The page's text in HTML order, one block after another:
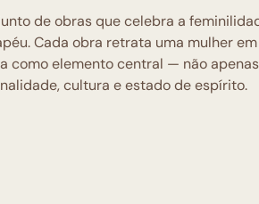
de obras que celebra a
Cada obra retrata uma mulher
como elemento central — não
cultura e estado de espírito.